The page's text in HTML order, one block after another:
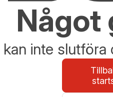
Något
kan inte slutföra